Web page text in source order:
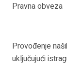
Pravna obveza
Provođenje
uključujući